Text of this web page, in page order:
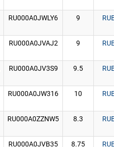
RU000A0JWLY6 9
RU000A0JVAJ2 9
RU000A0JV3S9 9.5
RU000A0JW316 10
RU000A0ZZNW5 8.3
RU000A0JVB35 8.75